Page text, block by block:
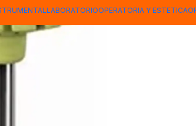
LABORATORIOOPERATORIA Y ESTETICA